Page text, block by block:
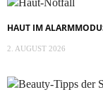
HAUT IM
2. AUGUST 2026